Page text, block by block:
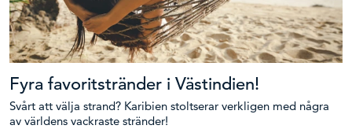
Fyra favoritstränder i Västindien!
Svårt att välja strand? Karibien stoltserar verkligen med några
av världens vackraste stränder!